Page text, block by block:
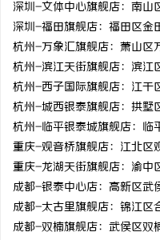
深圳-文体中心旗舰店：南山
深圳-福田旗舰店：福田区
杭州-万象汇旗舰店：萧山区
杭州-滨江天街旗舰店：滨江
杭州-西子国际旗舰店：江干
杭州-城西银泰旗舰店：拱墅
杭州-临平银泰城旗舰店：临
重庆-观音桥旗舰店：江北区
重庆-龙湖天街旗舰店：渝中
成都-银泰中心店：高新区武
成都-太古里旗舰店：锦江区
成都-双楠旗舰店：武侯区